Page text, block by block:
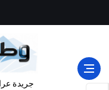
جريدة